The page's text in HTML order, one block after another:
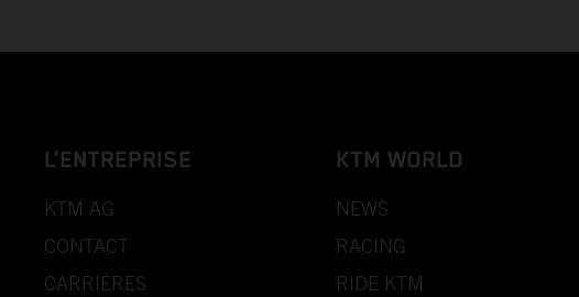
L’ENTREPRISE
KTM AG
CONTACT
CARRIÈRES
KTM WORLD
NEWS
RACING
RIDE KTM